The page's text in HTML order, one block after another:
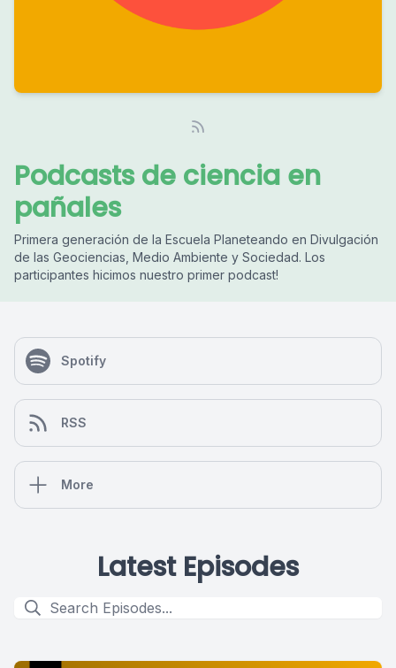
Podcasts de ciencia en
pañales
Primera generación de la Escuela Planeteando en Divulgación
de las Geociencias, Medio Ambiente y Sociedad. Los
participantes hicimos nuestro primer podcast!
Spotify
RSS
More
Latest Episodes